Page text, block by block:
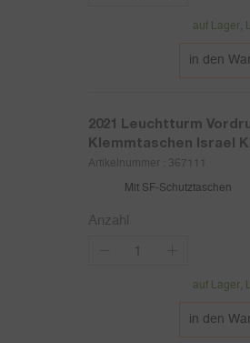
auf Lager,
in den
2021 Leuchtturm
Klemmtaschen Israel
Artikelnummer : 367111
Mit SF-Schutztaschen
Anzahl
auf Lager,
in den